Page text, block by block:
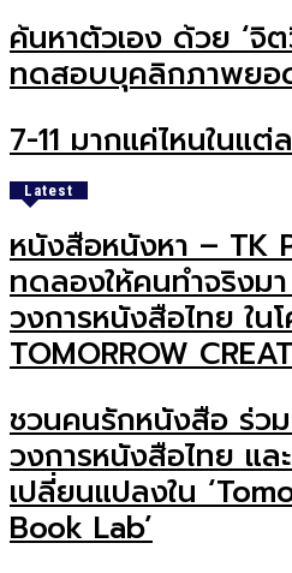
ค้นหาตัวเอง ด้วย ‘จิ
ทดสอบบุคลิกภาพย
7-11 มากแค่ไหนในแต่
Latest
หนังสือหนังหา – TK
ทดลองให้คนทำจริงมา
วงการหนังสือไทย ใน
TOMORROW
ชวนคนรักหนังสือ ร่ว
วงการหนังสือไทย แล
เปลี่ยนแปลงใน
Book Lab’